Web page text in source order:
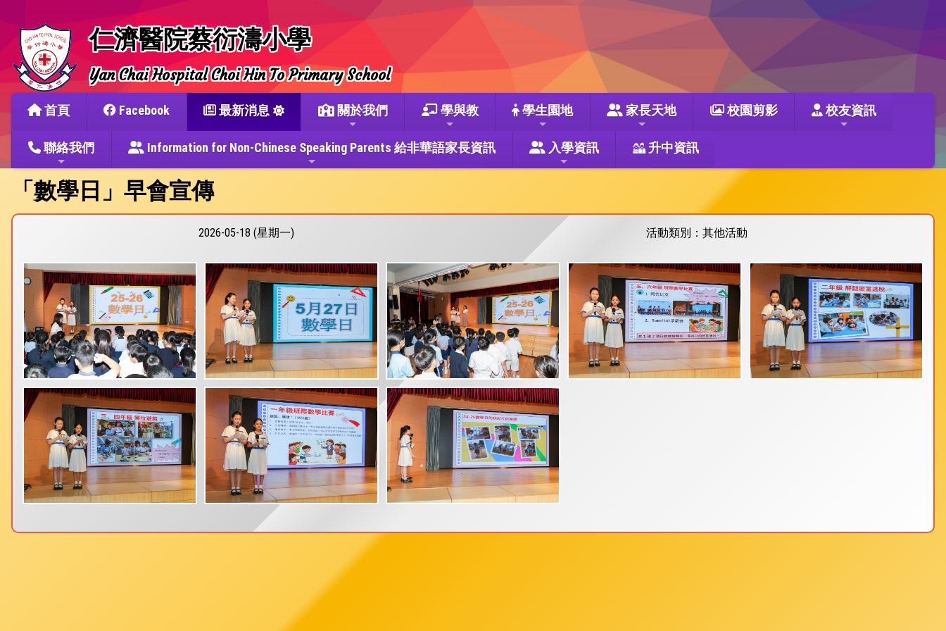
仁濟醫院蔡衍濤小學
Yan Chai Hospital Choi Hin To Primary School
首頁 Facebook 最新消息 關於我們 學與教 學生園地 家長天地 校園剪影 校友資訊
聯絡我們 Information for Non-Chinese Speaking Parents 給非華語家長資訊 入學資訊 升中資訊
「數學日」早會宣傳
2026-05-18 (星期一) 活動類別：其他活動